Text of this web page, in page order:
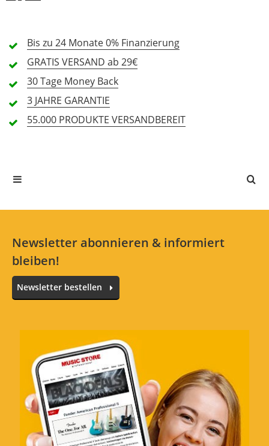
Features (4,2)
Preis/Leistung (4,5)
14 Rezensionen
5 Sterne
Auf den ersten Blick lässt die Sorgfalt in der
Verarbeitung zu wünschen übrig
Verarbeitung
Stabilität/Polsterung
Bis zu 24 Monate0% Finanzierung
GRATIS VERSAND ab 29€
30 Tage Money Back
3 JAHRE GARANTIE
55.000 PRODUKTE VERSANDBEREIT
Newsletter abonnieren & informiert
bleiben!
Newsletter bestellen